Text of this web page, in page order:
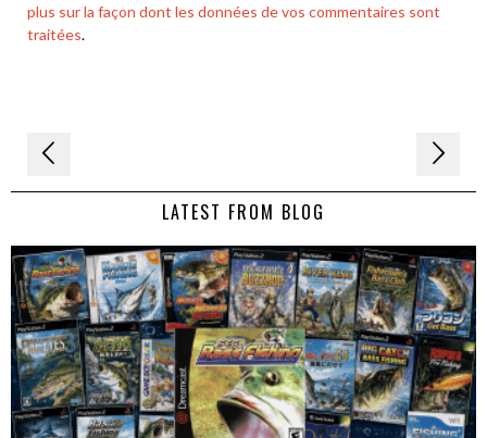
plus sur la façon dont les données de vos commentaires sont
traitées.
Navigation
de LATEST FROM BLOG